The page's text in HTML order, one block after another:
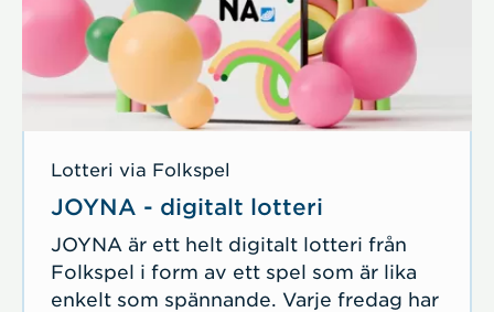
Lotteri via Folkspel
JOYNA - digitalt lotteri
JOYNA är ett helt digitalt lotteri från
Folkspel i form av ett spel som är lika
enkelt som spännande. Varje fredag har